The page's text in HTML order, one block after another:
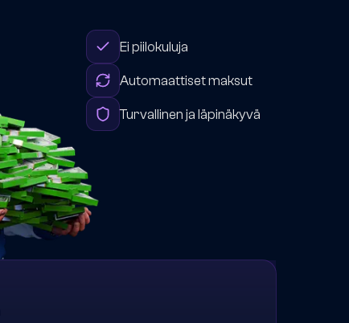
Ei piilokuluja
Automaattiset maksut
Turvallinen ja läpinäkyvä